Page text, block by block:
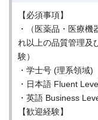
【必須事項】
・（医薬品・医療
れ以上の品質管理及
験）
・学士号 (理系領域)
・日本語 Fluent
・英語 Business
【歓迎経験】